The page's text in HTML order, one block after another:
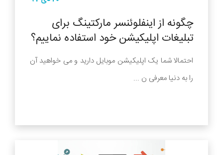
چگونه از اینفلوئنسر مارکتینگ برای
تبلیغات اپلیکیشن خود استفاده نماییم؟
احتمالا شما یک اپلیکیشن موبایل دارید و می خواهید آن
را به دنیا معرفی ن ...